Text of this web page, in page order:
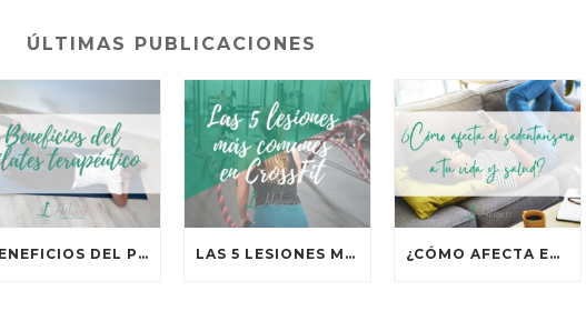
ÚLTIMAS PUBLICACIONES
BENEFICIOS DEL PILATES TERAPÉUTICO LAS 5 LESIONES MÁS COMUNES EN CROSSFIT ¿CÓMO AFECTA EL SEDENTARISMO A TU VIDA Y TU SALUD?